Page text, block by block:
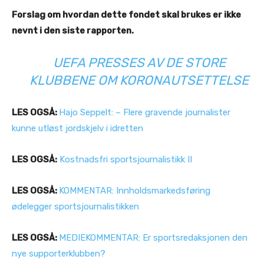
Forslag om hvordan dette fondet skal brukes er ikke
nevnt i den siste rapporten.
UEFA PRESSES AV DE STORE
KLUBBENE OM KORONAUTSETTELSE
LES OGSÅ: Hajo Seppelt: – Flere gravende journalister
kunne utløst jordskjelv i idretten
LES OGSÅ: Kostnadsfri sportsjournalistikk II
LES OGSÅ: KOMMENTAR: Innholdsmarkedsføring
ødelegger sportsjournalistikken
LES OGSÅ: MEDIEKOMMENTAR: Er sportsredaksjonen den
nye supporterklubben?